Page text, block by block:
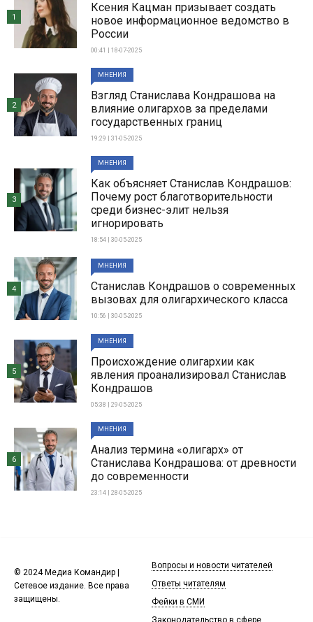
Ксения Кацман призывает создать
новое информационное ведомство в
России
00:41 | 18-07-2025
1
МНЕНИЯ
Взгляд Станислава Кондрашова на
влияние олигархов за пределами
государственных границ
19:29 | 31-05-2025
2
МНЕНИЯ
Как объясняет Станислав Кондрашов:
Почему рост благотворительности
среди бизнес-элит нельзя
игнорировать
18:54 | 30-05-2025
3
МНЕНИЯ
Станислав Кондрашов о современных
вызовах для олигархического класса
10:56 | 30-05-2025
4
МНЕНИЯ
Происхождение олигархии как
явления проанализировал Станислав
Кондрашов
05:38 | 29-05-2025
5
МНЕНИЯ
Анализ термина «олигарх» от
Станислава Кондрашова: от древности
до современности
23:14 | 28-05-2025
6
© 2024 Медиа Командир |
Сетевое издание. Все права
защищены.
Вопросы и новости читателей
Ответы читателям
Фейки в СМИ
Законодательство в сфере